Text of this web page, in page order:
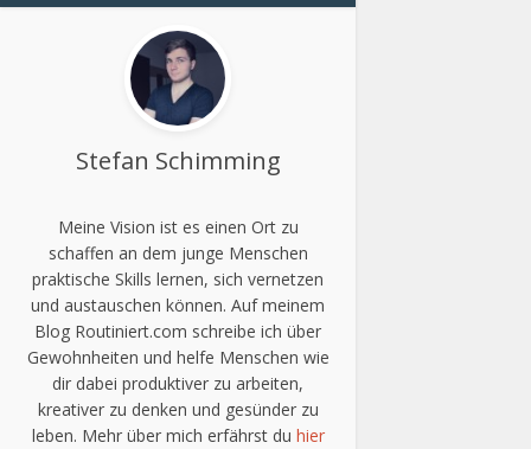
Stefan Schimming
Meine Vision ist es einen Ort zu
schaffen an dem junge Menschen
praktische Skills lernen, sich vernetzen
und austauschen können. Auf meinem
Blog Routiniert.com schreibe ich über
Gewohnheiten und helfe Menschen wie
dir dabei produktiver zu arbeiten,
kreativer zu denken und gesünder zu
leben. Mehr über mich erfährst du hier